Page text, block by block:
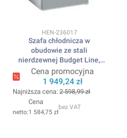
Kod produktu
HEN-236017
Szafa chłodnicza w
obudowie ze stali
nierdzewnej Budget Line,
230V/124W,
598x623x(H)838mm ARKTIC
Cena promocyjna
1 949,24 zł
Najniższa cena: 2 598,99 zł
Cena
1 584,75 zł
bez VAT